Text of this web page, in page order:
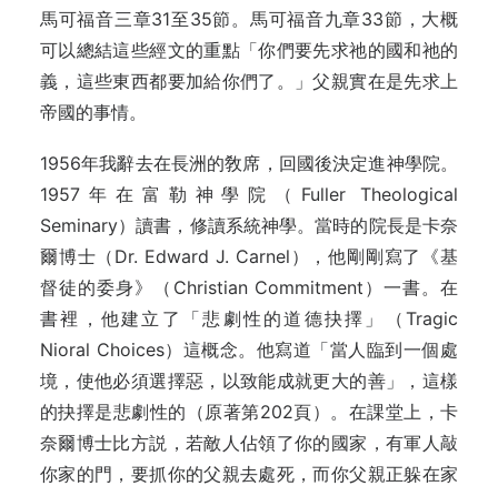
馬可福音三章31至35節。馬可福音九章33節，大概
可以總結這些經文的重點「你們要先求祂的國和祂的
義，這些東西都要加給你們了。」父親實在是先求上
帝國的事情。
1956年我辭去在長洲的敎席，回國後決定進神學院。
1957年在富勒神學院（Fuller Theological
Seminary）讀書，修讀系統神學。當時的院長是卡奈
爾博士（Dr. Edward J. Carnel），他剛剛寫了《基
督徒的委身》（Christian Commitment）一書。在
書裡，他建立了「悲劇性的道德抉擇」（Tragic
Nioral Choices）這概念。他寫道「當人臨到一個處
境，使他必須選擇惡，以致能成就更大的善」，這樣
的抉擇是悲劇性的（原著第202頁）。在課堂上，卡
奈爾博士比方説，若敵人佔領了你的國家，有軍人敲
你家的門，要抓你的父親去處死，而你父親正躲在家